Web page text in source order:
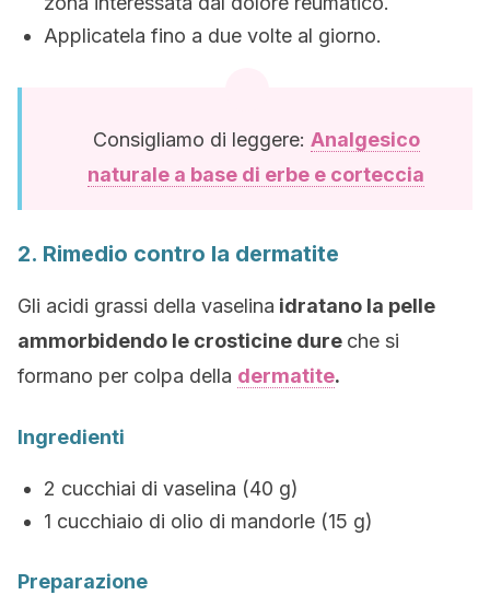
Applicatela fino a due volte al giorno.
Consigliamo di leggere: Analgesico
naturale a base di erbe e corteccia
2. Rimedio contro la dermatite
Gli acidi grassi della vaselina idratano la pelle
ammorbidendo le crosticine dure che si
formano per colpa della dermatite.
Ingredienti
2 cucchiai di vaselina (40 g)
1 cucchiaio di olio di mandorle (15 g)
Preparazione